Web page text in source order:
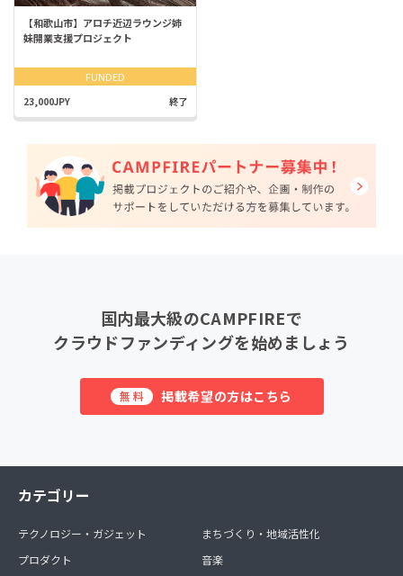
【和歌山市】アロチ近辺ラウンジ姉
妹開業支援プロジェクト
FUNDED
23,000JPY 終了
国内最大級のCAMPFIREで
クラウドファンディングを始めましょう
無料 掲載希望の方はこちら
カテゴリー
テクノロジー・ガジェット
プロダクト
まちづくり・地域活性化
音楽